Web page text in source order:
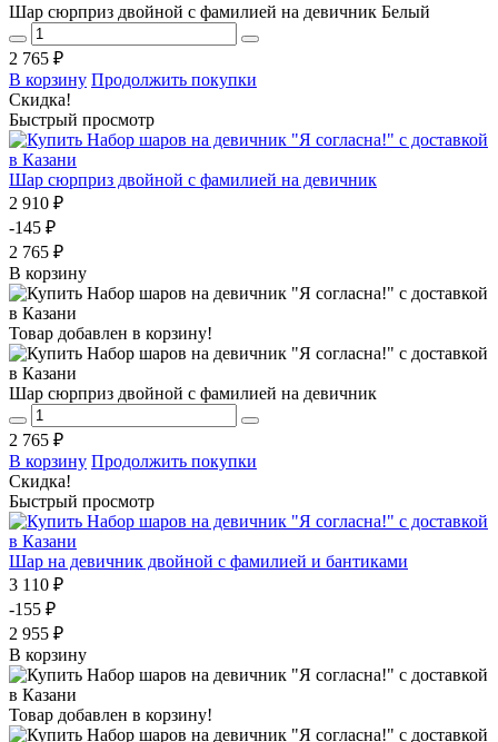
Шар сюрприз двойной с фамилией на девичник Белый
2 765 ₽
В корзину Продолжить покупки
Скидка!
Быстрый просмотр
Шар сюрприз двойной с фамилией на девичник
2 910 ₽
-145 ₽
2 765 ₽
В корзину
Товар добавлен в корзину!
Шар сюрприз двойной с фамилией на девичник
2 765 ₽
В корзину Продолжить покупки
Скидка!
Быстрый просмотр
Шар на девичник двойной с фамилией и бантиками
3 110 ₽
-155 ₽
2 955 ₽
В корзину
Товар добавлен в корзину!